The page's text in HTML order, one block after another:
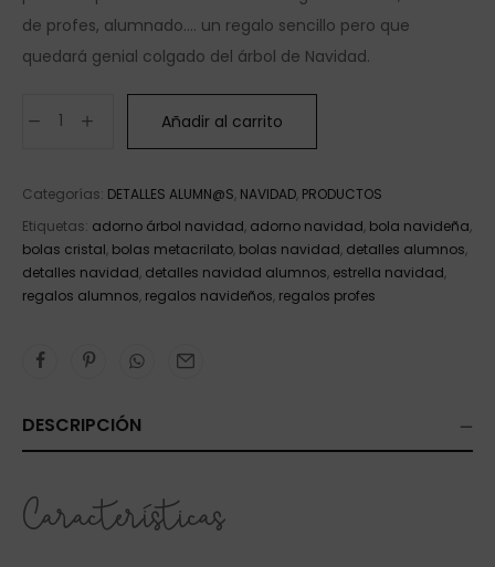
de profes, alumnado…. un regalo sencillo pero que
quedará genial colgado del árbol de Navidad.
Añadir al carrito
Categorías: DETALLES ALUMN@S, NAVIDAD, PRODUCTOS
Etiquetas: adorno árbol navidad, adorno navidad, bola navideña,
bolas cristal, bolas metacrilato, bolas navidad, detalles alumnos,
detalles navidad, detalles navidad alumnos, estrella navidad,
regalos alumnos, regalos navideños, regalos profes
DESCRIPCIÓN
Características